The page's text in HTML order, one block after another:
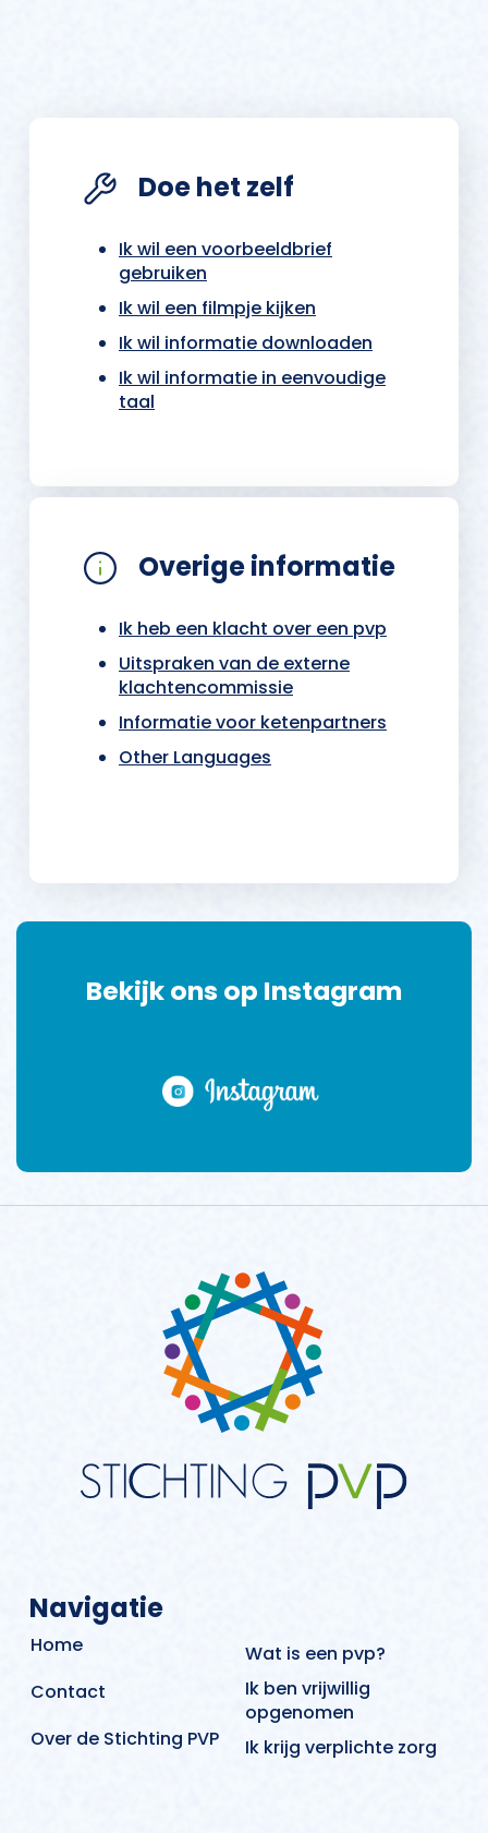
Doe het zelf
Ik wil een voorbeeldbrief
gebruiken
Ik wil een filmpje kijken
Ik wil informatie downloaden
Ik wil informatie in eenvoudige
taal
Overige informatie
Ik heb een klacht over een pvp
Uitspraken van de externe
klachtencommissie
Informatie voor ketenpartners
Other Languages
Bekijk ons op Instagram
Navigatie
Home
Wat is een pvp?
Contact
Ik ben vrijwillig
opgenomen
Over de Stichting PVP
Ik krijg verplichte zorg